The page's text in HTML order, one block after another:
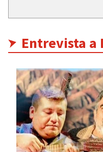
Entrevista a